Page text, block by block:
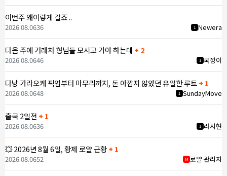
이번주 왜이렇게 길죠 ..
1 Newera
2026.08.0636
다음 주에 거래처 형님들 모시고 가야 하는데 + 2
1 국깡이
2026.08.0646
다낭 가라오케 픽업부터 마무리까지, 돈 아깝지 않았던 유일한 루트+ 1
1 SundayMove
2026.08.0648
출국 2일전 + 1
1 라시현
2026.08.0636
💥 2026년 8월 6일, 황제 로얄 근황+ 1
M 로얄 관리자
2026.08.0652